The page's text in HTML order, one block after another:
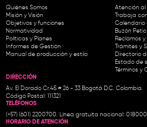
Quiénes Somos
Misión y Visión
Objetivos y funciones
Normatividad
Políticas y Planes
Informes de Gestión
Manual de producción y estilo
Atención al
Trabaja
Calendario
Buzón
Reclamos
Trámites y
Directorio
Estado de
Términos y
DIRECCIÓN
Av. El Dorado Cr.45 # 26 - 33 Bogotá D.C. Colombia.
Código Postal: 111321
TELÉFONOS
(+57) (601) 2200700. Línea gratuita nacional:
HORARIO DE ATENCIÓN